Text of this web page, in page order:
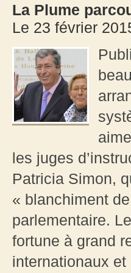
La Plume
Le 23 février
les juges
Patricia Simon,
« blanchiment
parlementaire.
fortune à grand
internationaux